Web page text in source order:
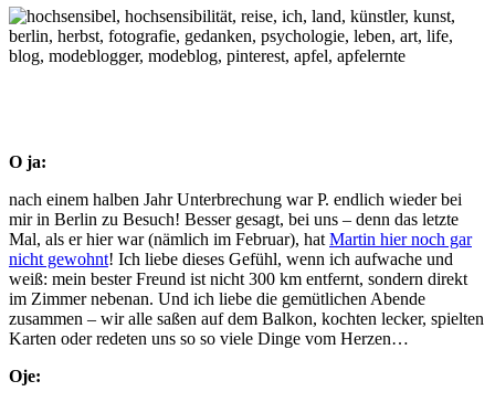
O ja:
nach einem halben Jahr Unterbrechung war P. endlich wieder bei
mir in Berlin zu Besuch! Besser gesagt, bei uns – denn das letzte
Mal, als er hier war (nämlich im Februar), hat Martin hier noch gar
nicht gewohnt! Ich liebe dieses Gefühl, wenn ich aufwache und
weiß: mein bester Freund ist nicht 300 km entfernt, sondern direkt
im Zimmer nebenan. Und ich liebe die gemütlichen Abende
zusammen – wir alle saßen auf dem Balkon, kochten lecker, spielten
Karten oder redeten uns so so viele Dinge vom Herzen…
Oje: